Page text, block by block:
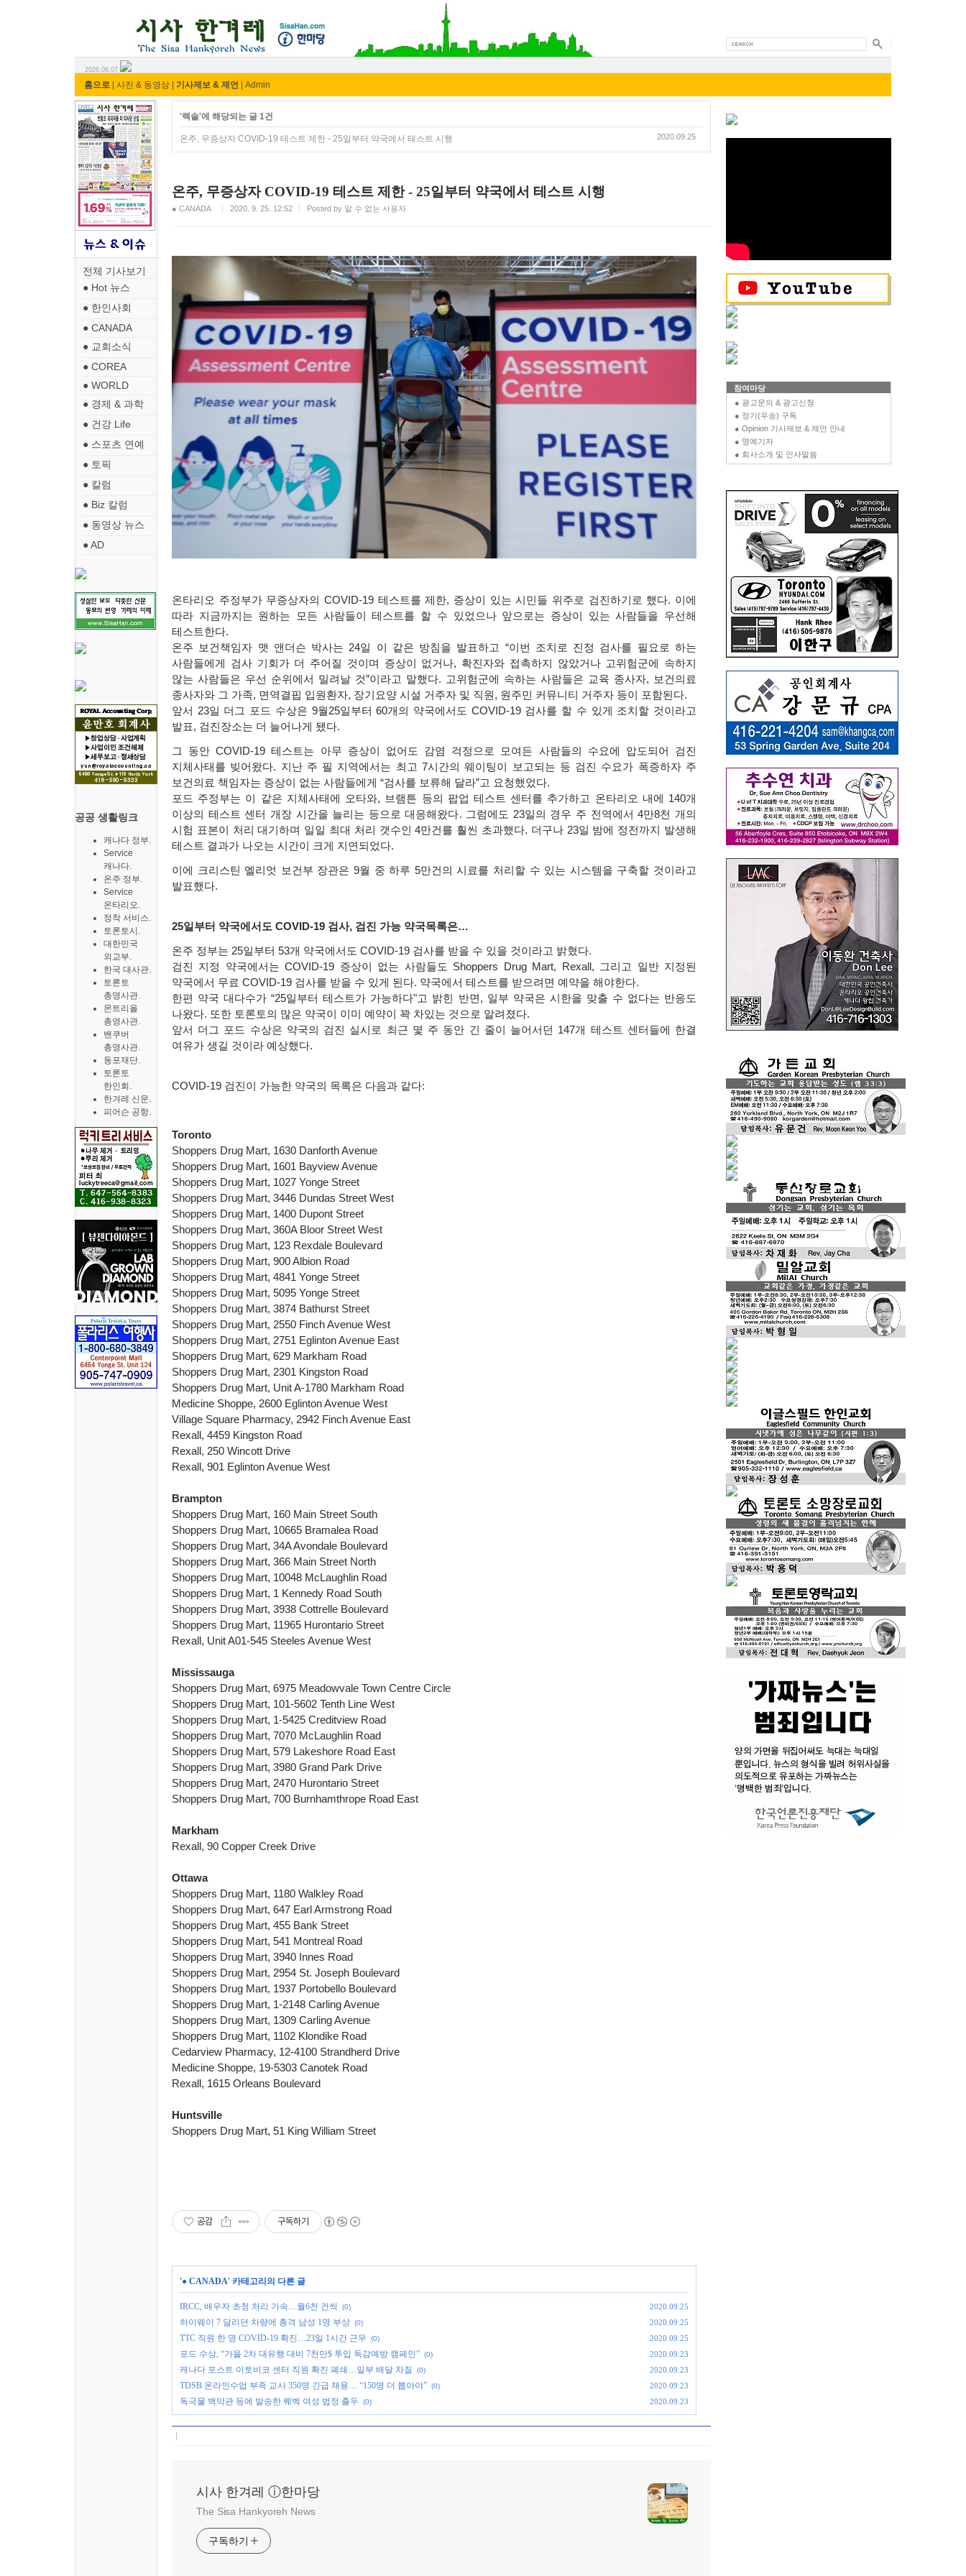
2026.08.07
홈으로 사진 & 동영상 기사제보 & 제언 Admin
전체 기사보기
● Hot 뉴스
● 한인사회
● CANADA
● 교회소식
● COREA
● WORLD
● 경제 & 과학
● 건강 Life
● 스포츠 연예
● 토픽
● 칼럼
● Biz 칼럼
● 동영상 뉴스
● AD
공공 생활링크
캐나다 정부.
Service
캐나다.
온주 정부.
Service
온타리오.
정착 서비스.
토론토시.
대한민국
외교부.
한국 대사관.
토론토
총영사관.
몬트리올
총영사관.
밴쿠버
총영사관.
동포재단.
토론토
한인회.
한겨레 신문.
피어슨 공항.
'렉솔'에 해당되는 글 1건
2020.09.25
온주, 무증상자 COVID-19 테스트 제한 - 25일부터 약국에서 테스트 시행
온주, 무증상자 COVID-19 테스트 제한 - 25일부터 약국에서 테스트 시행
● CANADA 2020. 9. 25. 12:52 Posted by 알 수 없는 사용자
온타리오 주정부가 무증상자의 COVID-19 테스트를 제한, 증상이 있는 시민들 위주로 검진하기로 했다. 이에
따라 지금까지는 원하는 모든 사람들이 테스트를 할 수 있었으나 앞으로는 증상이 있는 사람들을 우선해
테스트한다.
온주 보건책임자 맷 앤더슨 박사는 24일 이 같은 방침을 발표하고 “이번 조치로 진정 검사를 필요로 하는
사람들에게 검사 기회가 더 주어질 것이며 증상이 없거나, 확진자와 접촉하지 않았거나 고위험군에 속하지
않는 사람들은 우선 순위에서 밀려날 것”이라고 말했다. 고위험군에 속하는 사람들은 교육 종사자, 보건의료
종사자와 그 가족, 면역결핍 입원환자, 장기요양 시설 거주자 및 직원 , 원주민 커뮤니티 거주자 등이 포함된다.
앞서
23일 더그 포드 수상은 9월25일부터60개의 약국에서도 COVID-19 검사를 할 수 있게 조치할 것이라고
발표, 검진장소는 더 늘어나게 됐다.
그 동안COVID-19테스트는 아무 증상이 없어도 감염 걱정으로 모여든 사람들의 수요에 압도되어 검진
지체사태를 빚어왔다. 지난 주 필 지역에서는 최고 7시간의 웨이팅이 보고되는 등 검진 수요가 폭증하자 주
보건의료 책임자는 증상이 없는 사람들에게 “검사를 보류해 달라”고 요청했었다.
포드 주정부는 이 같은 지체사태에 오타와, 브램튼 등의 팝업 테스트 센터를 추가하고 온타리오 내에 140개
이상의 테스트 센터 개장 시간을 늘리는 등으로 대응해왔다. 그럼에도 23일의 경우 주 전역에서 4만8천 개의
시험 표본이 처리 대기하며 일일 최대 처리 갯수인
4만건를 훨씬 초과했다. 더구나23일 밤에 정전까지 발생해
테스트 결과가 나오는 시간이 크게 지연되었다.
이에 크리스틴 엘리엇 보건부 장관은 9월 중 하루 5만건의 시료를 처리할 수 있는 시스템을 구축할 것이라고
발표했다.
25일부터 약국에서도 COVID-19 검사, 검진 가능 약국목록은…
온주 정부는 25일부터 53개 약국에서도 COVID-19 검사를 받을 수 있을 것이라고 밝혔다.
검진 지정 약국에서는COVID-19 증상이 없는 사람들도 Shoppers Drug Mart, Rexall ,
그리고 일반 지정된
약국에서 무료 COVID-19 검사를 받을 수 있게 된다. 약국에서 테스트를 받으려면 예약을 해야한다.
한편 약국 대다수가 “25일부터 테스트가 가능하다"고 밝힌 반면 , 일부 약국은 시한을 맞출 수 없다는 반응도
나왔다. 또한 토론토의 많은 약국이 이미 예약이 꽉 차있는 것으로 알려졌다.
앞서 더그 포드 수상은 약국의 검진 실시로 최근 몇 주 동안 긴 줄이 늘어서던
147개 테스트 센터들에 한결
여유가 생길 것이라 예상했다.
COVID-19 검진이 가능한 약국의 목록은 다음과 같다:
Toronto
Shoppers Drug Mart, 1630 Danforth Avenue
Shoppers Drug Mart, 1601 Bayview Avenue
Shoppers Drug Mart, 1027 Yonge Street
Shoppers Drug Mart, 3446 Dundas Street West
Shoppers Drug Mart, 1400 Dupont Street
Shoppers Drug Mart, 360A Bloor Street West
Shoppers Drug Mart, 123 Rexdale Boulevard
Shoppers Drug Mart, 900 Albion Road
Shoppers Drug Mart, 4841 Yonge Street
Shoppers Drug Mart, 5095 Yonge Street
Shoppers Drug Mart, 3874 Bathurst Street
Shoppers Drug Mart, 2550 Finch Avenue West
Shoppers Drug Mart, 2751 Eglinton Avenue East
Shoppers Drug Mart, 629 Markham Road
Shoppers Drug Mart, 2301 Kingston Road
Shoppers Drug Mart, Unit A-1780 Markham Road
Medicine Shoppe, 2600 Eglinton Avenue West
Village Square Pharmacy, 2942 Finch Avenue East
Rexall, 4459 Kingston Road
Rexall, 250 Wincott Drive
Rexall, 901 Eglinton Avenue West
Brampton
Shoppers Drug Mart, 160 Main Street South
Shoppers Drug Mart, 10665 Bramalea Road
Shoppers Drug Mart, 34A Avondale Boulevard
Shoppers Drug Mart, 366 Main Street North
Shoppers Drug Mart, 10048 McLaughlin Road
Shoppers Drug Mart, 1 Kennedy Road South
Shoppers Drug Mart, 3938 Cottrelle Boulevard
Shoppers Drug Mart, 11965 Hurontario Street
Rexall, Unit A01-545 Steeles Avenue West
Mississauga
Shoppers Drug Mart, 6975 Meadowvale Town Centre Circle
Shoppers Drug Mart, 101-5602 Tenth Line West
Shoppers Drug Mart, 1-5425 Creditview Road
Shoppers Drug Mart, 7070 McLaughlin Road
Shoppers Drug Mart, 579 Lakeshore Road East
Shoppers Drug Mart, 3980 Grand Park Drive
Shoppers Drug Mart, 2470 Hurontario Street
Shoppers Drug Mart, 700 Burnhamthrope Road East
Markham
Rexall, 90 Copper Creek Drive
Ottawa
Shoppers Drug Mart, 1180 Walkley Road
Shoppers Drug Mart, 647 Earl Armstrong Road
Shoppers Drug Mart, 455 Bank Street
Shoppers Drug Mart, 541 Montreal Road
Shoppers Drug Mart, 3940 Innes Road
Shoppers Drug Mart, 2954 St. Joseph Boulevard
Shoppers Drug Mart, 1937 Portobello Boulevard
Shoppers Drug Mart, 1-2148 Carling Avenue
Shoppers Drug Mart, 1309 Carling Avenue
Shoppers Drug Mart, 1102 Klondike Road
Cedarview Pharmacy, 12-4100 Strandherd Drive
Medicine Shoppe, 19-5303 Canotek Road
Rexall, 1615 Orleans Boulevard
Huntsville
Shoppers Drug Mart, 51 King William Street
공감 구독하기
'● CANADA' 카테고리의 다른 글
IRCC, 배우자 초청 처리 가속…월6천 건씩 (0) 2020.09.25
하이웨이 7 달리던 차량에 총격 남성 1명 부상 (0) 2020.09.25
TTC 직원 한 명 COVID-19 확진…23일 1시간 근무 (0) 2020.09.25
포드 수상, “가을 2차 대유행 대비 7천만$ 투입 독감예방 캠페인” (0) 2020.09.23
캐나다 포스트 이토비코 센터 직원 확진 폐쇄…일부 배달 차질 (0) 2020.09.23
TDSB 온라인수업 부족 교사 350명 긴급 채용… “150명 더 뽑아야” (0) 2020.09.23
독극물 백악관 등에 발송한 퀘벡 여성 법정 출두 (0) 2020.09.23
시사 한겨레 ⓘ한마당
The Sisa Hankyoreh News
구독하기
참여마당
● 광고문의 & 광고신청
● 정기(우송) 구독
● Opinion 기사제보 & 제언 안내
● 명예기자
● 회사소개 및 인사말씀